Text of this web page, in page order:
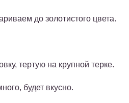
до золотистого цвета.
тертую на крупной терке.
будет вкусно.